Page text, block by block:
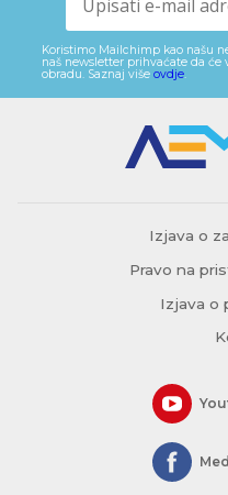
Koristimo Mailchimp kao našu
naš newsletter prihvaćate da
obradu. Saznaj više ovdje.
Izjava o
Pravo na
Izjava o